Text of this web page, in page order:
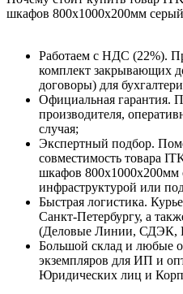
шкафов 800х1000х200мм
Работаем с НДС (22%).
комплект закрывающих
договоры) для
Официальная гарантия.
производителя,
случая;
Экспертный подбор.
совместимость товара
шкафов 800х1000х200мм
инфраструктурой или
Быстрая логистика.
Санкт-Петербургу, а
(Деловые Линии, СДЭК,
Большой склад и любые
экземпляров для ИП и
Юридических лиц и